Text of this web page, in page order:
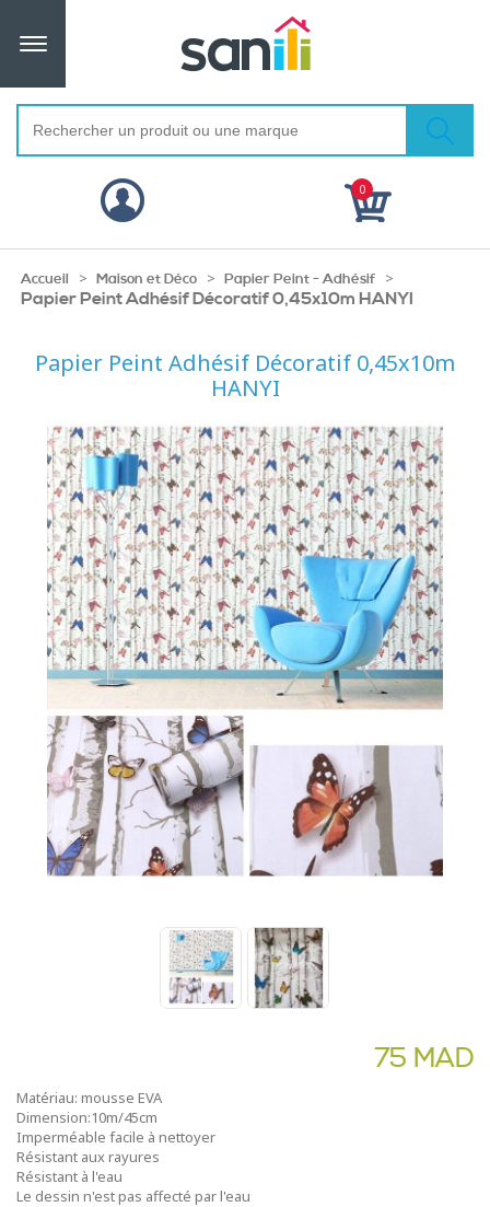
0
Accueil > Maison et Déco > Papier Peint - Adhésif >
Papier Peint Adhésif Décoratif 0,45x10m HANYI
Papier Peint Adhésif Décoratif 0,45x10m
HANYI
75 MAD
Matériau: mousse EVA
Dimension:10m/45cm
Imperméable facile à nettoyer
Résistant aux rayures
Résistant à l'eau
Le dessin n'est pas affecté par l'eau